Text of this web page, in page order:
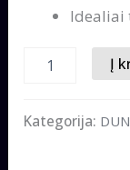
Idealiai
kiekis:
kaklui
Į
Kategorija: